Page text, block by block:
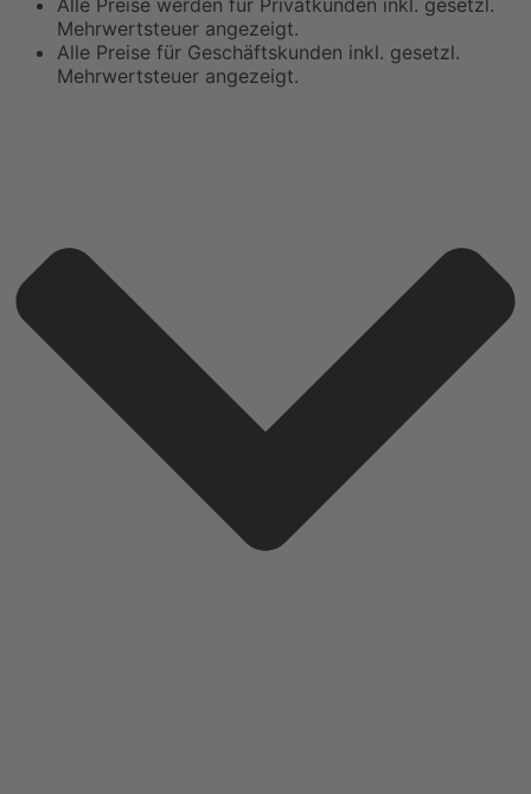
Alle Preise werden für Privatkunden inkl. gesetzl.
Mehrwertsteuer angezeigt.
Alle Preise für Geschäftskunden inkl. gesetzl.
Mehrwertsteuer angezeigt.